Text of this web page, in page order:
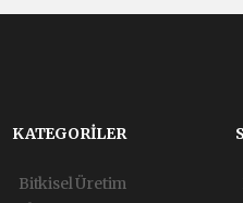
KATEGORİLER
Bitkisel Üretim